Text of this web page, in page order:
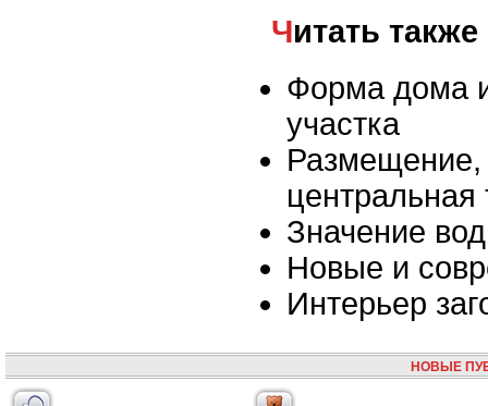
Читать также
Форма дома
участка
Размещение,
центральная
Значение
Новые и
Интерьер
НОВЫЕ